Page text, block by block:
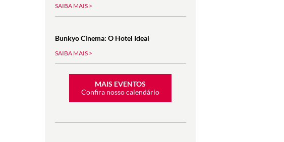
SAIBA MAIS >
Bunkyo Cinema: O Hotel Ideal
SAIBA MAIS >
MAIS EVENTOS
Confira nosso calendário